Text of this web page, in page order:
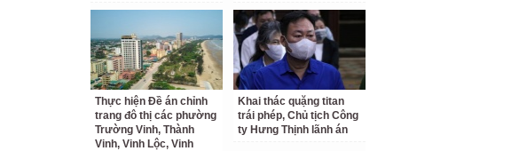
Thực hiện Đề án chỉnh
trang đô thị các phường
Trường Vinh, Thành
Vinh, Vinh Lộc, Vinh
Khai thác quặng titan
trái phép, Chủ tịch Công
ty Hưng Thịnh lãnh án